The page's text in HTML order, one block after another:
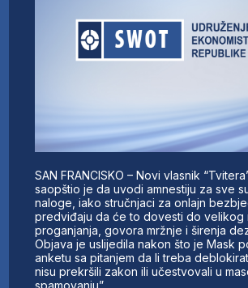
UČLANI SE
SAN FRANCISKO – Novi vlasnik
saopštio je da uvodi amnestiju za sve
naloge, iako stručnjaci za onlajn
predviđaju da će to dovesti do velikog
proganjanja, govora mržnje i širenja
Objava je uslijedila nakon što je Mask
anketu sa pitanjem da li treba
nisu prekršili zakon ili učestvovali u
spamovanju”.